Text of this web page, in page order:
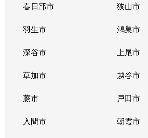
春日部市 狭山市
羽生市 鴻巣市
深谷市 上尾市
草加市 越谷市
蕨市 戸田市
入間市 朝霞市